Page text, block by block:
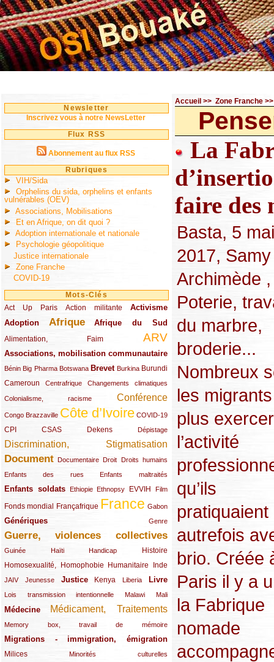
Newsletter
Inscrivez vous à notre NewsLetter
Flux RSS
Abonnement au flux RSS
Rubriques
VIH/Sida
Orphelins du sida, orphelins et enfants
vulnérables (OEV)
Associations, Mobilisations
Et en Afrique, on dit quoi ?
Adoption internationale et nationale
Psychologie géopolitique
Justice internationale
Zone Franche
COVID-19
Mots-Clés
Act Up Paris
(49/289) Action militante
(32/289) Activisme
(73/289)
Adoption
(82/289) Afrique
(161/289) Afrique du Sud
(73/289)
Alimentation, Faim
(48/289) ARV
(203/289)
Associations, mobilisation communautaire
(65/289)
Bénin
(13/289)Big Pharma
(16/289) Botswana
(9/289) Brevet
(83/289) Burkina
(18/289) Burundi
(30/289)
Cameroun
(47/289) Centrafrique
(23/289) Changements climatiques
(10/289)
Colonialisme, racisme
(19/289) Conférence
(118/289)
Congo Brazzaville
(24/289) Côte d’Ivoire
(263/289) COVID-19
(13/289)
CPI
(48/289) CSAS
(32/289) Dekens
(29/289) Dépistage
(19/289)
Discrimination, Stigmatisation
(131/289)
Document
(145/289) Documentaire
(9/289) Droit
(20/289) Droits humains
(22/289)
Enfants des rues
(21/289) Enfants maltraités
(10/289)
Enfants soldats
(68/289) Ethiopie
(12/289) Ethnopsy
(15/289) EVVIH
(55/289) Film
(22/289)
Fonds mondial
(48/289) Françafrique
(39/289) France
(289/289) Gabon
(12/289)
Génériques
(59/289) Genre
(22/289)
Guerre, violences collectives
(149/289)
Guinée
(12/289) Haïti
(15/289) Handicap
(10/289) Histoire
(49/289)
Homosexualité, Homophobie
(44/289) Humanitaire
(47/289) Inde
(34/289)
JAIV
(10/289)Jeunesse
(21/289) Justice
(65/289) Kenya
(35/289) Liberia
(25/289) Livre
(62/289)
Lois transmission intentionnelle
(24/289) Malawi
(11/289) Mali
(21/289)
Médecine
(62/289) Médicament, Traitements
(142/289)
Memory box, travail de mémoire
(11/289)
Migrations - immigration, émigration
(67/289)
Milices
(34/289) Minorités culturelles
(15/289)
Accueil >> Zone Franche
La
faire des
Basta, 5 mai
2017, Samy
Archimède
Poterie,
du marbre,
broderie...
Nombreux
les
plus exercer
l’activité
qu’ils
pratiquaient
autrefois
brio. Créée
Paris il y a
la Fabrique
nomade